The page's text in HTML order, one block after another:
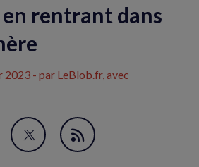
rentrant dans
2023 - par LeBlob.fr, avec
Partager
Flux